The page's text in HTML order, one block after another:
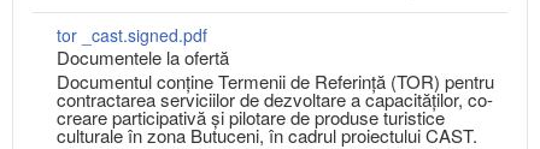
tor _cast.signed.pdf
Documentele la ofertă
Documentul conține Termenii de Referință (TOR) pentru
contractarea serviciilor de dezvoltare a capacităților, co-
creare participativă și pilotare de produse turistice
culturale în zona Butuceni, în cadrul proiectului CAST.